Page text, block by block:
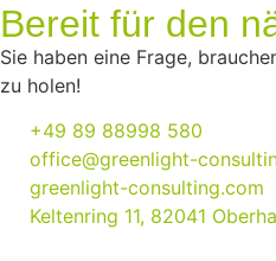
Bereit für den
Sie haben eine Frage,
zu holen!
+49 89 88998 580
office@greenlight-
greenlight-consulting.com
Keltenring 11, 82041